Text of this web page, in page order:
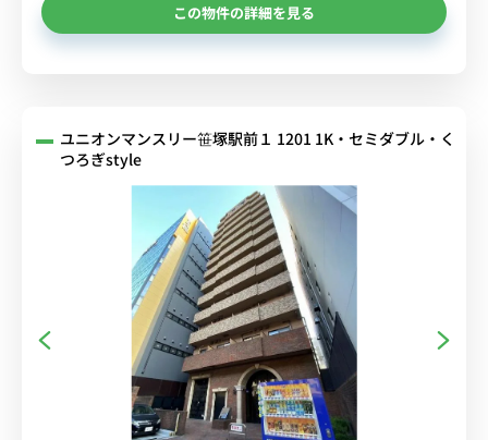
この物件の詳細を見る
ユニオンマンスリー笹塚駅前１ 1201 1K・セミダブル・く
つろぎstyle